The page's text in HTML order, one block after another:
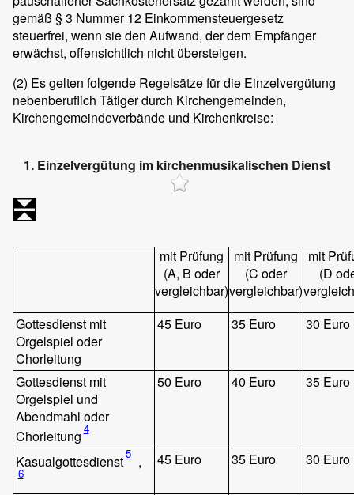
gemäß § 3 Nummer 12 Einkommensteuergesetz
steuerfrei, wenn sie den Aufwand, der dem Empfänger
erwächst, offensichtlich nicht übersteigen.
(2) Es gelten folgende Regelsätze für die Einzelvergütung
nebenberuflich Tätiger durch Kirchengemeinden,
Kirchengemeindeverbände und Kirchenkreise:
1. Einzelvergütung im kirchenmusikalischen Dienst
mit Prüfung
(A, B oder
vergleichbar)
mit Prüfung
(C oder
vergleichbar)
mit
(D
Gottesdienst mit
Orgelspiel oder
Chorleitung
45 Euro 35 Euro 30 Euro
Gottesdienst mit
Orgelspiel und
Abendmahl oder
Chorleitung 4
50 Euro 40 Euro 35 Euro
Kasualgottesdienst5 ,
6
45 Euro 35 Euro 30 Euro